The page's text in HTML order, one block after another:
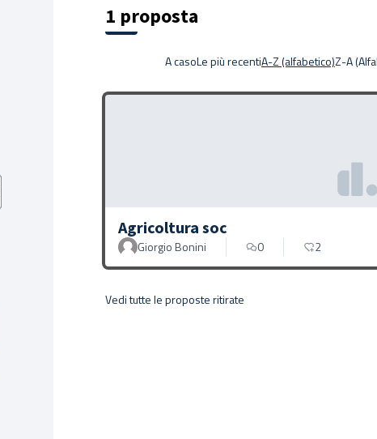
1 proposta
A casoLe più recentiA-Z (alfabetico)Z-A
Agricoltura soc
Giorgio Bonini 0 2
Vedi tutte le proposte ritirate